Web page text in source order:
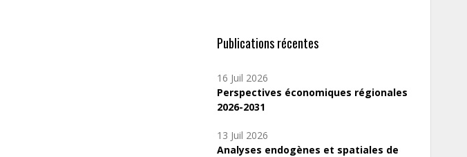
Publications récentes
16 Juil 2026
Perspectives économiques régionales
2026-2031
13 Juil 2026
Analyses endogènes et spatiales de